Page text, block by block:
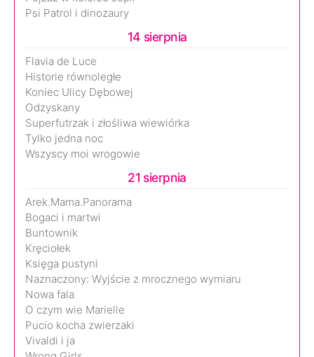
Psi Patrol i dinozaury
14 sierpnia
Flavia de Luce
Historie równoległe
Koniec Ulicy Dębowej
Odzyskany
Superfutrzak i złośliwa wiewiórka
Tylko jedna noc
Wszyscy moi wrogowie
21 sierpnia
Arek.Mama.Panorama
Bogaci i martwi
Buntownik
Kręciołek
Księga pustyni
Naznaczony: Wyjście z mrocznego wymiaru
Nowa fala
O czym wie Marielle
Pucio kocha zwierzaki
Vivaldi i ja